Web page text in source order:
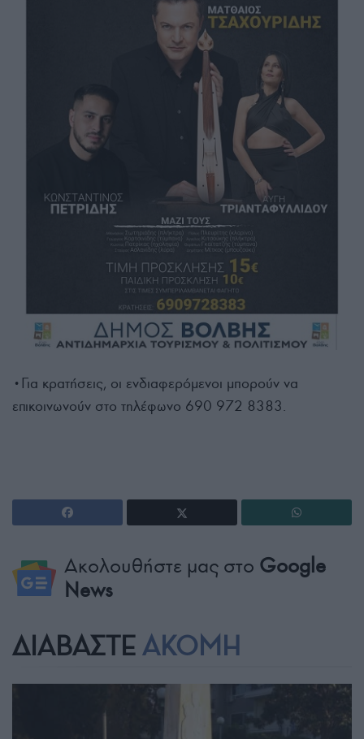
•Για κρατήσεις, οι ενδιαφερόμενοι μπορούν να
επικοινωνούν στο τηλέφωνο 690 972 8383.
Ακολουθήστε μας στο Google
News
ΔΙΑΒΑΣΤΕ ΑΚΟΜΗ